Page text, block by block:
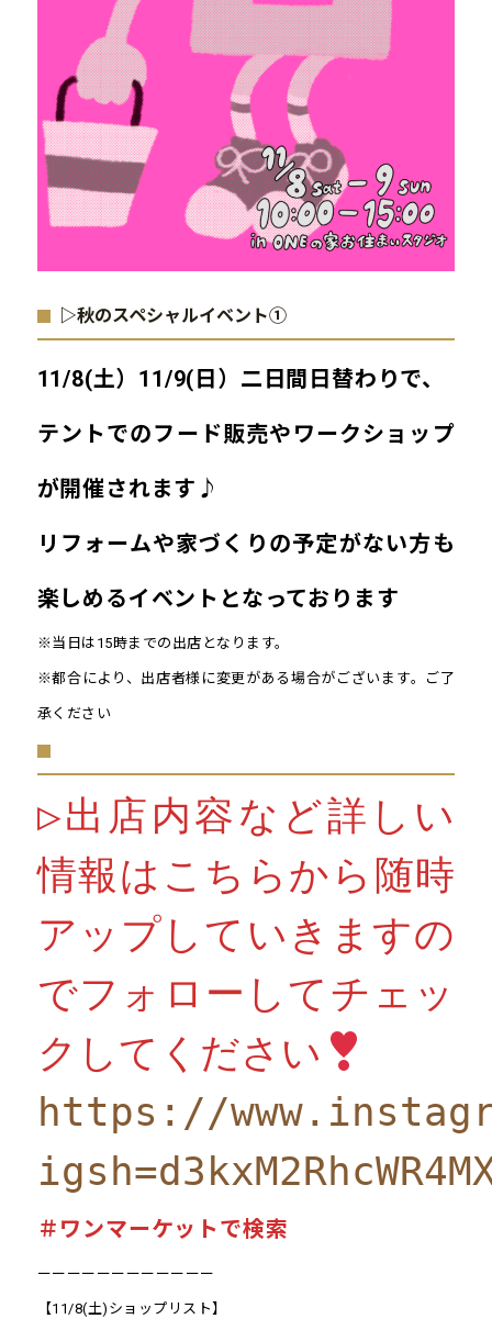
▷秋のスペシャルイベント①
11/8(土）11/9(日）二日間日替わりで、
テントでのフード販売やワークショップ
が開催されます♪
リフォームや家づくりの予定がない方も
楽しめるイベントとなっております
※当日は15時までの出店となります。
※都合により、出店者様に変更がある場合がございます。ご了
承ください
▷出店内容など詳しい
情報はこちらから随時
アップしていきますの
でフォローしてチェッ
クしてください
https://
＃ワンマーケットで検索
ーーーーーーーーーーーー
【11/8(土)ショップリスト】